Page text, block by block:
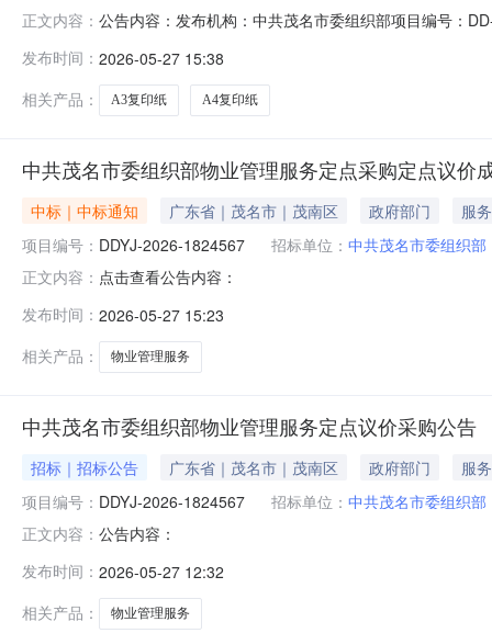
正文内容： 公告内容：发布机构：中共茂名市委组织部项目编号：
2910572供应商(乙方)：广东深蓝信息工程有限公司地址
发布时间： 2026-05-27 15:38
相关产品：
A3复印纸 A4复印纸
中共茂名市委组织部物业管理服务定点采购定点议价
中标｜中标通知 广东省｜茂名市｜茂南区 政府部门
服务
项目编号： DDYJ-2026-1824567 招标单位： 中共茂名市委组织部
正文内容： 点击查看公告内容：
发布时间： 2026-05-27 15:23
相关产品：
物业管理服务
中共茂名市委组织部物业管理服务定点议价采购公告
招标｜招标公告 广东省｜茂名市｜茂南区 政府部门
服务
项目编号： DDYJ-2026-1824567 招标单位： 中共茂名市委组织部
正文内容： 公告内容：
发布时间： 2026-05-27 12:32
相关产品：
物业管理服务